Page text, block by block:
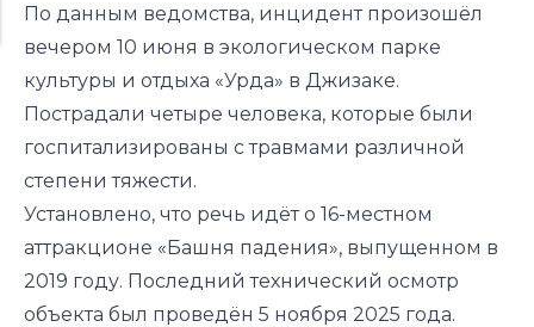
По данным ведомства, инцидент произошёл
вечером 10 июня в экологическом парке
культуры и отдыха «Урда» в Джизаке.
Пострадали четыре человека, которые были
госпитализированы с травмами различной
степени тяжести.
Установлено, что речь идёт о 16-местном
аттракционе «Башня падения», выпущенном в
2019 году. Последний технический осмотр
объекта был проведён 5 ноября 2025 года.